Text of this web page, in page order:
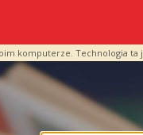
komputerze. Technologia